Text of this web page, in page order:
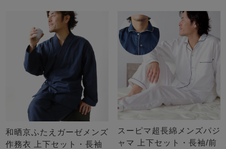
和晒京ふたえガーゼメンズ
作務衣 上下セット・長袖
スーピマ超長綿メンズパジ
ャマ 上下セット・長袖/前